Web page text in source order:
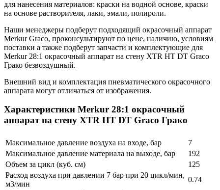
для нанесения материалов: краски на водной основе, краски
на основе растворителя, лаки, эмали, полироли.
Наши менеджеры подберут подходящий окрасочный аппарат
Merkur Graco, проконсультируют по цене, наличию, условиям
поставки а также подберут запчасти и комплектующие для
Merkur 28:1 окрасочный аппарат на стену XTR HT DT Graco
Грако безвоздушный.
Внешний вид и комплектация пневматического окрасочного
аппарата могут отличаться от изображения.
Характеристики Merkur 28:1 окрасочный
аппарат на стену XTR HT DT Graco Грако
Максимальное давление воздуха на входе, бар
7
Максимальное давление материала на выходе, бар
192
Объем за цикл (куб. см)
125
Расход воздуха при давлении 7 бар при 20 цикл/мин,
м3/мин
0.74